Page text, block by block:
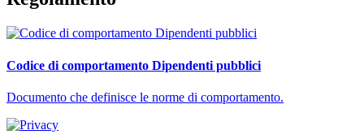
Codice di comportamento Dipendenti pubblici
Documento che definisce le norme di comportamento.